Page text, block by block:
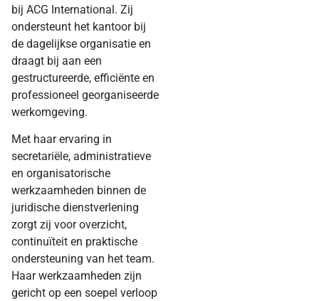
bij ACG International. Zij
ondersteunt het kantoor bij
de dagelijkse organisatie en
draagt bij aan een
gestructureerde, efficiënte en
professioneel georganiseerde
werkomgeving.
Met haar ervaring in
secretariële, administratieve
en organisatorische
werkzaamheden binnen de
juridische dienstverlening
zorgt zij voor overzicht,
continuïteit en praktische
ondersteuning van het team.
Haar werkzaamheden zijn
gericht op een soepel verloop